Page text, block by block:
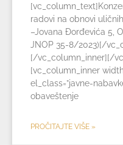
radovi na obnovi
–Jovana Đorđevića 5,
JNOP 35-8/2023)[/
[/vc_column_inner][/
[vc_column_inner
el_class=”javne-
obaveštenje
PROČITAJTE VIŠE »